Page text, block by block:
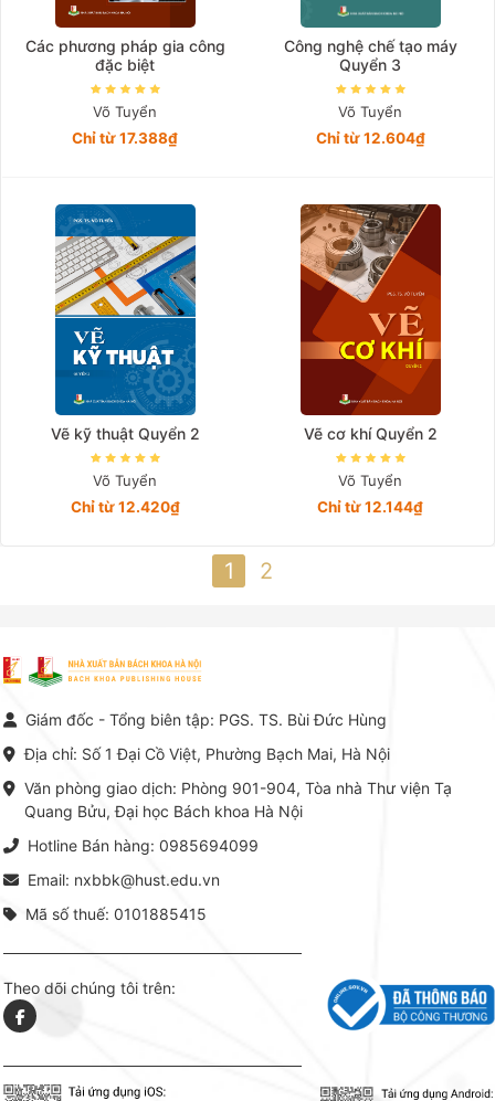
Các phương pháp gia công
đặc biệt
Võ Tuyển
Chỉ từ 17.388₫
Công nghệ chế tạo máy
Quyển 3
Võ Tuyển
Chỉ từ 12.604₫
Vẽ kỹ thuật Quyển 2
Võ Tuyển
Chỉ từ 12.420₫
Vẽ cơ khí Quyển 2
Võ Tuyển
Chỉ từ 12.144₫
1 2
Giám đốc - Tổng biên tập: PGS. TS. Bùi Đức Hùng
Địa chỉ: Số 1 Đại Cồ Việt, Phường Bạch Mai, Hà Nội
Văn phòng giao dịch: Phòng 901-904, Tòa nhà Thư viện Tạ
Quang Bửu, Đại học Bách khoa Hà Nội
Hotline Bán hàng: 0985694099
Email: nxbbk@hust.edu.vn
Mã số thuế: 0101885415
Theo dõi chúng tôi trên: